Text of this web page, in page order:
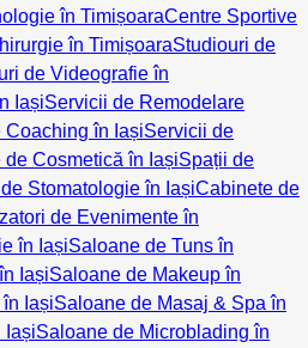
în TimișoaraCentre Sportive
în TimișoaraStudiouri de
de Videografie în
IașiServicii de Remodelare
Coaching în IașiServicii de
de Cosmetică în IașiSpații de
Stomatologie în IașiCabinete de
de Evenimente în
în IașiSaloane de Tuns în
IașiSaloane de Makeup în
IașiSaloane de Masaj & Spa în
IașiSaloane de Microblading în